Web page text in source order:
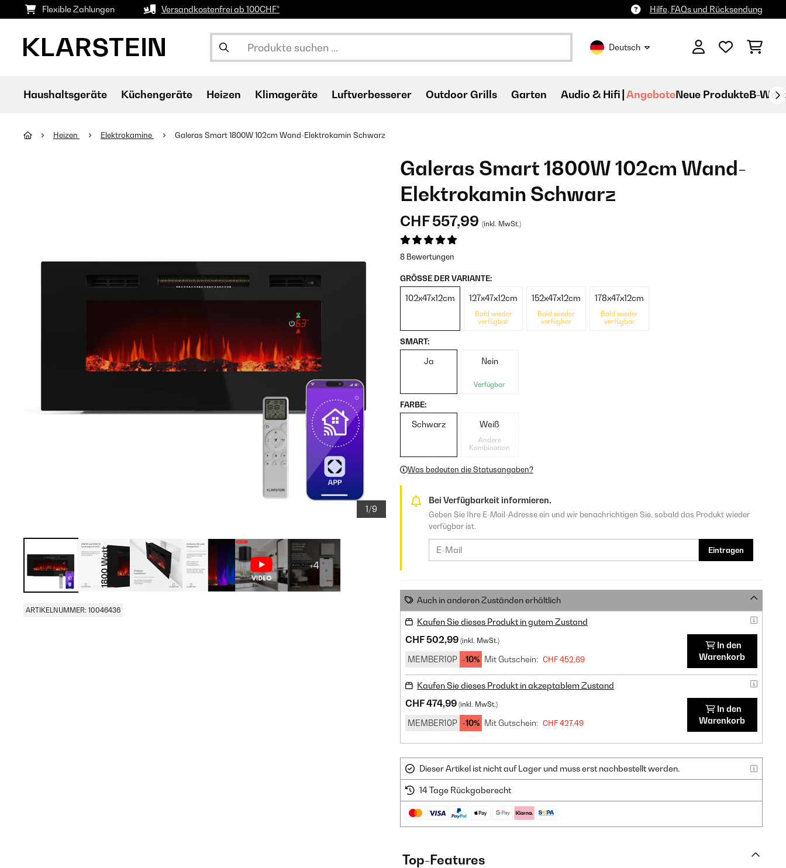
Flexible Zahlungen Versandkostenfrei ab 100CHF* Hilfe, FAQs und Rücksendung
Deutsch
Haushaltsgeräte Küchengeräte Heizen Klimageräte Luftverbesserer Outdoor Grills Garten Audio & Hifi AngeboteNeue ProdukteB-
Heizen Elektrokamine Galeras Smart 1800W 102cm Wand-Elektrokamin​ Schwarz
1/9
+4
ARTIKELNUMMER: 10046436
Galeras Smart 1800W 102cm Wand-
Elektrokamin​ Schwarz
CHF 557,99 (inkl. MwSt.)
8 Bewertungen
GRÖSSE DER VARIANTE:
102x47x12cm 127x47x12cm
Bald wieder
verfügbar
152x47x12cm
Bald wieder
verfügbar
178x47x12cm
Bald wieder
verfügbar
SMART:
Ja Nein
Verfügbar
FARBE:
Schwarz Weiß
Andere
Kombination
Was bedeuten die Statusangaben?
Bei Verfügbarkeit informieren.
Geben Sie Ihre E-Mail-Adresse ein und wir benachrichtigen Sie, sobald das Produkt wieder
verfügbar ist.
Eintragen
Auch in anderen Zuständen erhältlich
Kaufen Sie dieses Produkt in gutem Zustand
CHF 502,99 (inkl. MwSt.)
MEMBER10P -10% Mit Gutschein: CHF 452,69
In den
Warenkorb
Kaufen Sie dieses Produkt in akzeptablem Zustand
CHF 474,99 (inkl. MwSt.)
MEMBER10P -10% Mit Gutschein: CHF 427,49
In den
Warenkorb
Dieser Artikel ist nicht auf Lager und muss erst nachbestellt werden.
14 Tage Rückgaberecht
Top-Features